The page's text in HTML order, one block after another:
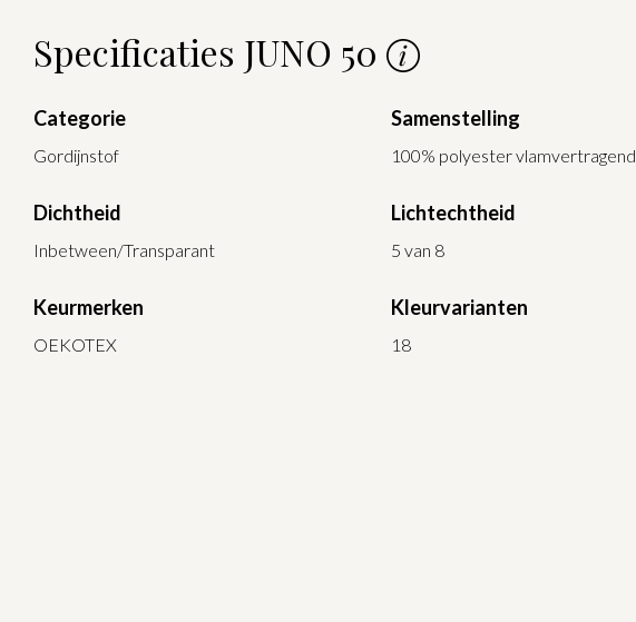
Specificaties JUNO 50
Categorie
Gordijnstof
Samenstelling
100% polyester vlamvertragend
Dichtheid
Inbetween/Transparant
Lichtechtheid
5 van 8
Keurmerken
OEKOTEX
Kleurvarianten
18